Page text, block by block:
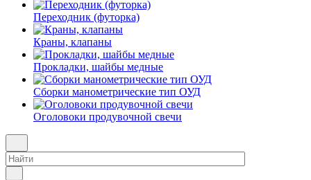
Переходник (футорка)
Краны, клапаны
Прокладки, шайбы медные
Сборки манометрические тип ОУД
Оголовоки продувочной свечи